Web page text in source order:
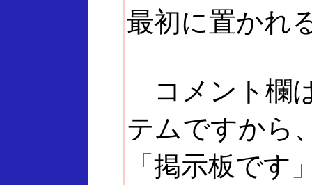
最初に置かれ
コメント欄
テムですから
「掲示板です